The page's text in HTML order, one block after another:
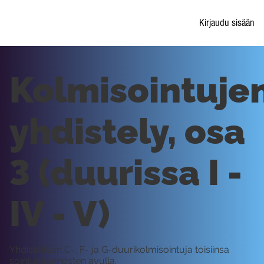
Kirjaudu sisään
yhdistely, osa
3 (duurissa I -
IV - V)
Yhdistellään C-, F- ja G-duurikolmisointuja toisiinsa
sointukäännösten avulla.